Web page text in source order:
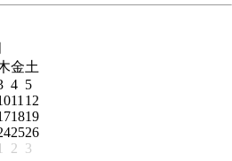
金土
4 5
11 12
1819
2526
2 3